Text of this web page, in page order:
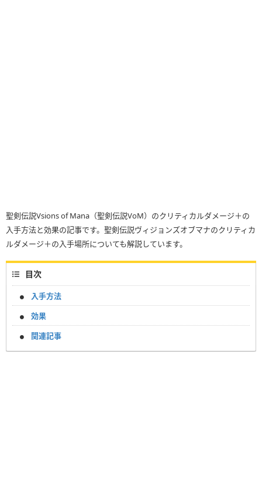
聖剣伝説Vsions of Mana（聖剣伝説VoM）のクリティカルダメージ＋の
入手方法と効果の記事です。聖剣伝説ヴィジョンズオブマナのクリティカ
ルダメージ＋の入手場所についても解説しています。
目次
入手方法
効果
関連記事